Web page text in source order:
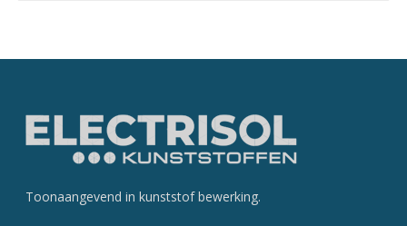
Toonaangevend in kunststof­ bewerking.